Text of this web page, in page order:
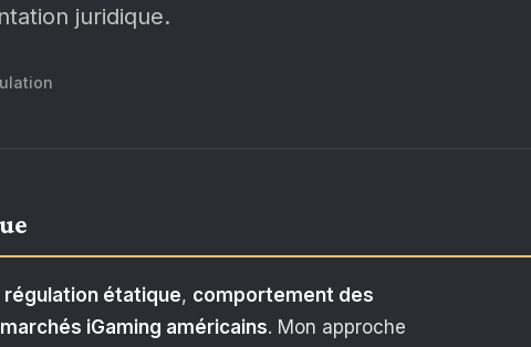
juridique.
régulation étatique, comportement des
iGaming américains. Mon approche